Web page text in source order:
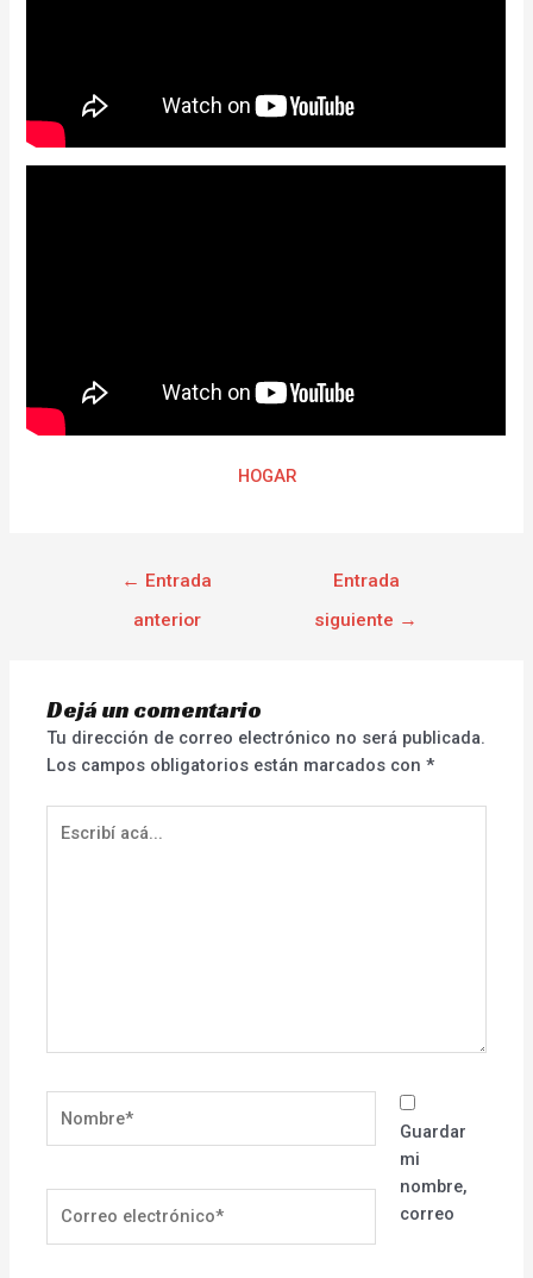
HOGAR
← Entrada
anterior
Entrada
siguiente →
Dejá un comentario
Tu dirección de correo electrónico no será publicada.
Los campos obligatorios están marcados con*
acá...
electrónico*
Guardar
mi
nombre,
correo